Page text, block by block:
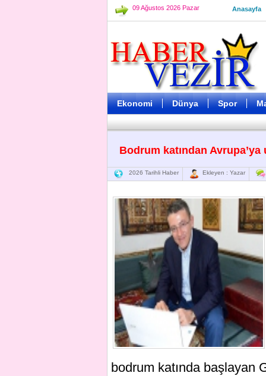
09 Ağustos 2026 Pazar Anasayfa
Ekonomi Dünya Spor
Bodrum katından Avrupa’ya
2026 Tarihli Haber Ekleyen : Yazar
bodrum katında başlayan